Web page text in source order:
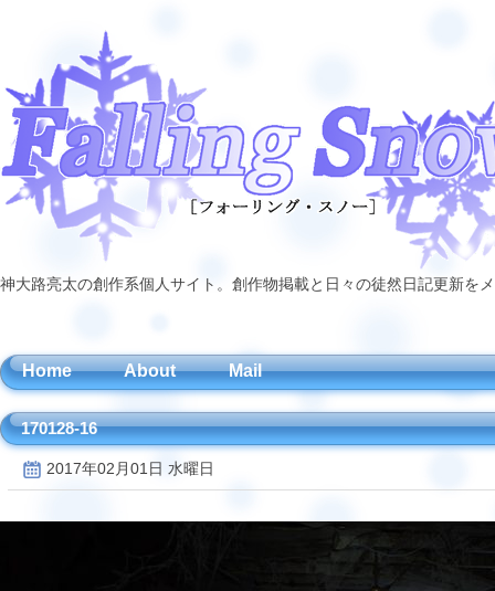
神大路亮太の創作系個人サイト。創作物掲載と日々の徒然日記更新
Home About Mail
170128-16
2017年02月01日 水曜日